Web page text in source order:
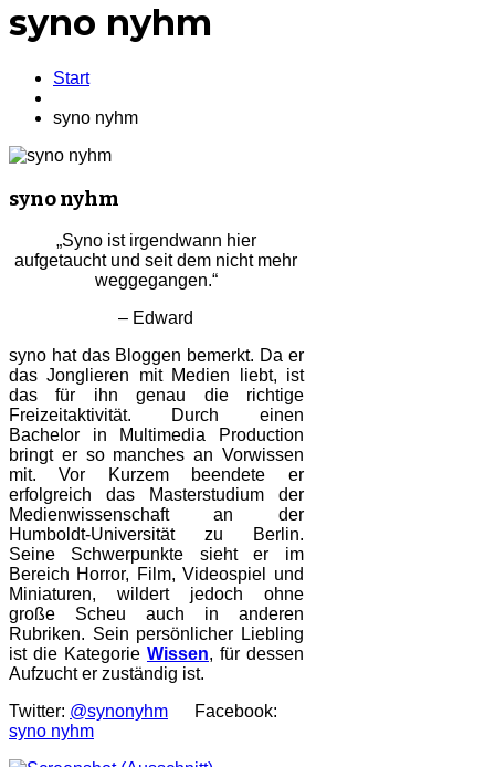
syno nyhm
Start
syno nyhm
syno nyhm
„Syno ist irgendwann hier
aufgetaucht und seit dem nicht mehr
weggegangen.“
– Edward
syno hat das Bloggen bemerkt. Da er
das Jonglieren mit Medien liebt, ist
das für ihn genau die richtige
Freizeitaktivität. Durch einen
Bachelor in Multimedia Production
bringt er so manches an Vorwissen
mit. Vor Kurzem beendete er
erfolgreich das Masterstudium der
Medienwissenschaft an der
Humboldt-Universität zu Berlin.
Seine Schwerpunkte sieht er im
Bereich Horror, Film, Videospiel und
Miniaturen, wildert jedoch ohne
große Scheu auch in anderen
Rubriken. Sein persönlicher Liebling
ist die Kategorie Wissen, für dessen
Aufzucht er zuständig ist.
Twitter: @synonyhm Facebook:
syno nyhm